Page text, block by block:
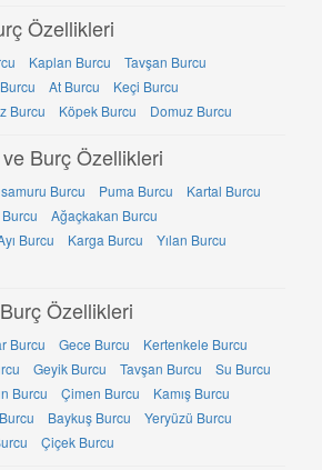
Özellikleri
Kaplan Burcu
Tavşan Burcu
At Burcu
Keçi Burcu
Burcu Köpek Burcu Domuz Burcu
ve Burç Özellikleri
Burcu Puma Burcu
Kartal Burcu
Ağaçkakan Burcu
Burcu Karga Burcu
Yılan Burcu
Özellikleri
Burcu Gece Burcu
Kertenkele Burcu
Geyik Burcu Tavşan Burcu
Su Burcu
Burcu Çimen Burcu
Kamış Burcu
Baykuş Burcu
Yeryüzü Burcu
Çiçek Burcu